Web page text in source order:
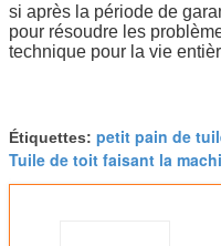
si après la période de
pour résoudre les
technique pour la vie
Étiquettes: petit pain de
Tuile de toit faisant la